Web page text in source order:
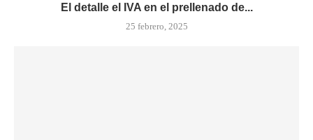
El detalle el IVA en el prellenado de...
25 febrero, 2025